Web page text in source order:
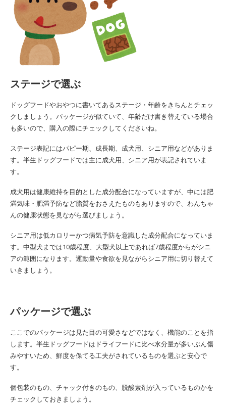
ステージで選ぶ
ドッグフードやおやつに書いてあるステージ・年齢をきちんとチェッ
クしましょう。パッケージが似ていて、年齢だけ書き替えている場合
も多いので、購入の際にチェックしてくださいね。
ステージ表記にはパピー期、成長期、成犬用、シニア用などがありま
す。半生ドッグフードでは主に成犬用、シニア用が表記されていま
す。
成犬用は健康維持を目的とした成分配合になっていますが、中には肥
満気味・肥満予防など脂質をおさえたものもありますので、わんちゃ
んの健康状態を見ながら選びましょう。
シニア用は低カロリーかつ病気予防を意識した成分配合になっていま
す。中型犬までは10歳程度、大型犬以上であれば7歳程度からがシニ
アの範囲になります。運動量や食欲を見ながらシニア用に切り替えて
いきましょう。
パッケージで選ぶ
ここでのパッケージは見た目の可愛さなどではなく、機能のことを指
します。半生ドッグフードはドライフードに比べ水分量が多いぶん傷
みやすいため、鮮度を保てる工夫がされているものを選ぶと安心で
す。
個包装のもの、チャック付きのもの、脱酸素剤が入っているものかを
チェックしておきましょう。